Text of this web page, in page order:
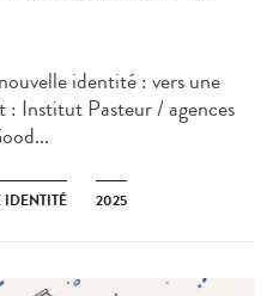
identité : vers une
: Institut Pasteur / agences
IDENTITÉ 2025